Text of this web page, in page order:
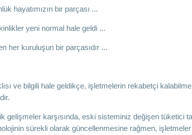
hayatımızın bir parçası ...
yeni normal hale geldi ...
her kuruluşun bir parçasıdır ...
ve bilgili hale geldikçe, işletmelerin rekabetçi
gelişmeler karşısında, eski sisteminiz değişen tüketici
sürekli olarak güncellenmesine rağmen, işletmeler